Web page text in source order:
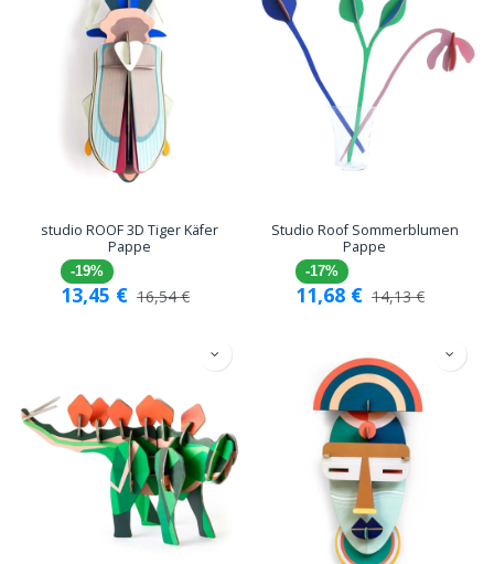
studio ROOF 3D Tiger Käfer
Pappe
-19%
13,45 € 16,54€
Studio Roof Sommerblumen
Pappe
-17%
11,68 € 14,13€